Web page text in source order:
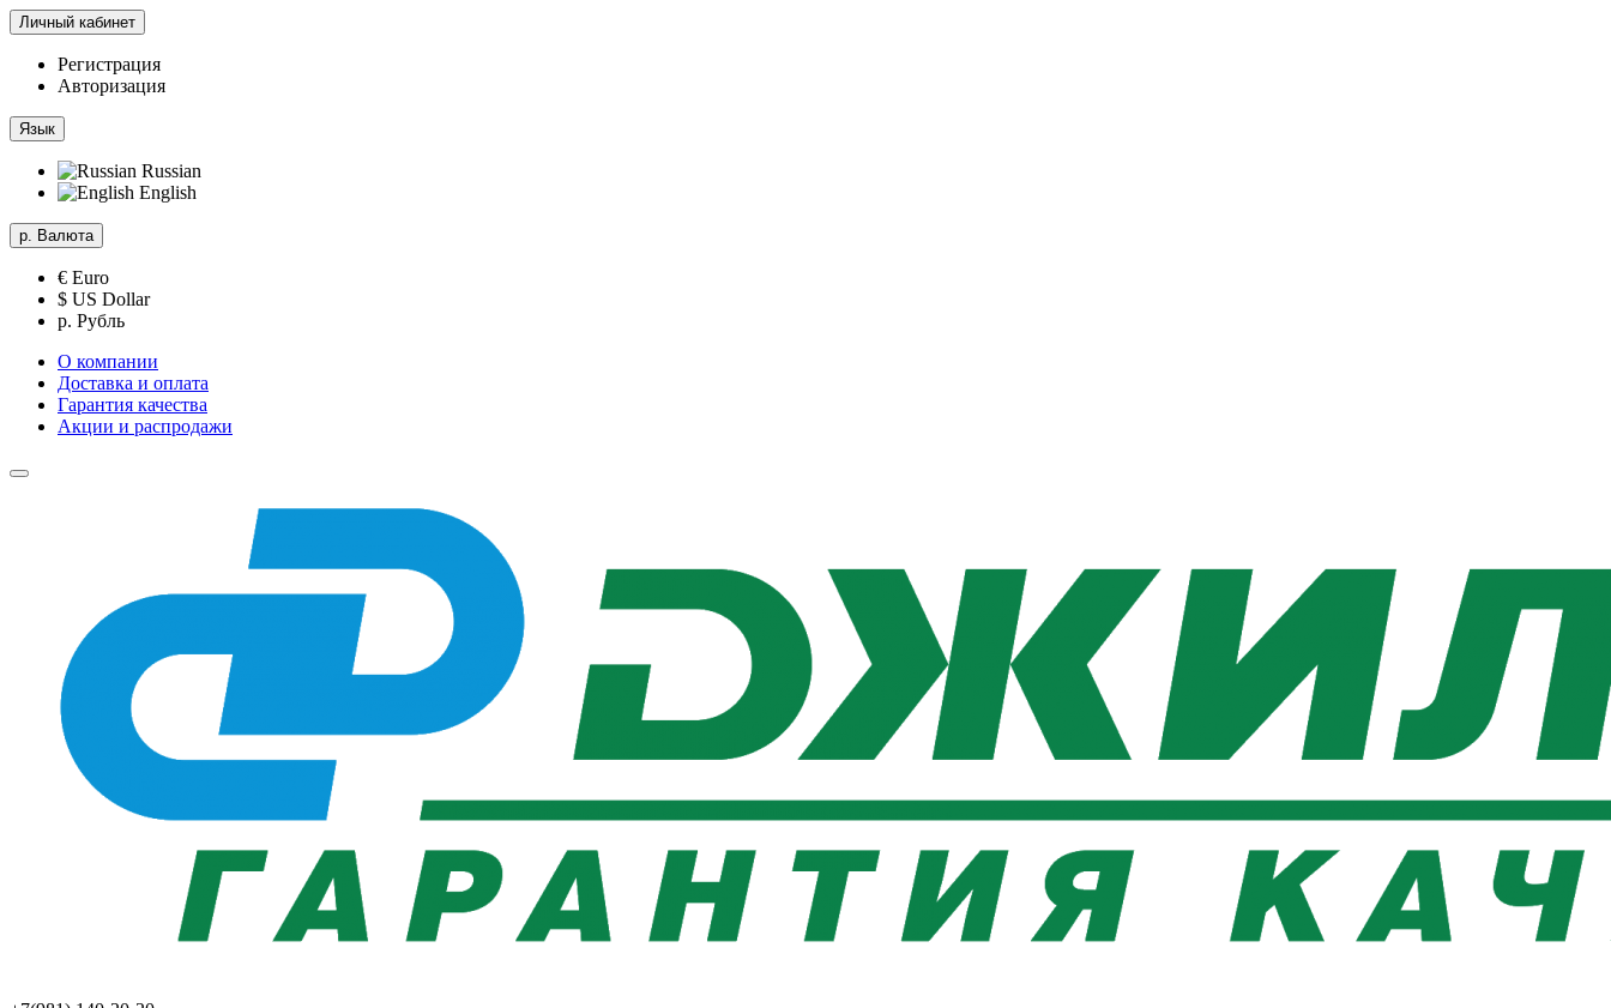
Личный кабинет
Регистрация
Авторизация
Язык
Russian
English
р. Валюта
€ Euro
$ US Dollar
р. Рубль
О компании
Доставка и оплата
Гарантия качества
Акции и распродажи